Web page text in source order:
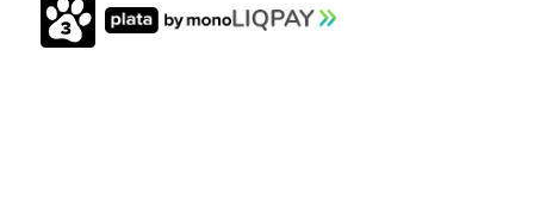
AR15/M4.
BLACK